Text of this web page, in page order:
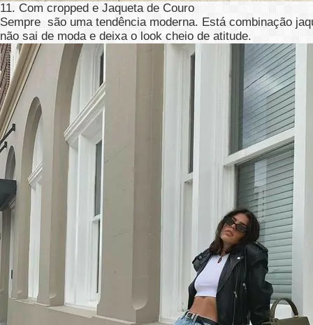
11. Com cropped e Jaqueta de Couro
Sempre são uma tendência moderna. Está combinação
não sai de moda e deixa o look cheio de atitude.